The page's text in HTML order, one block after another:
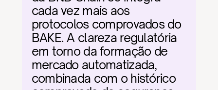
cada vez mais aos
protocolos comprovados do
BAKE. A clareza regulatória
em torno da formação de
mercado automatizada,
combinada com o histórico